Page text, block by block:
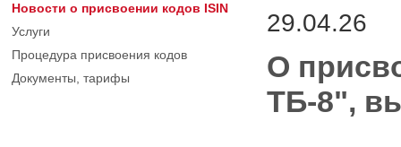
Новости о присвоении кодов ISIN
Услуги
Процедура присвоения кодов
Документы, тарифы
29.04.26
О
ТБ-8",